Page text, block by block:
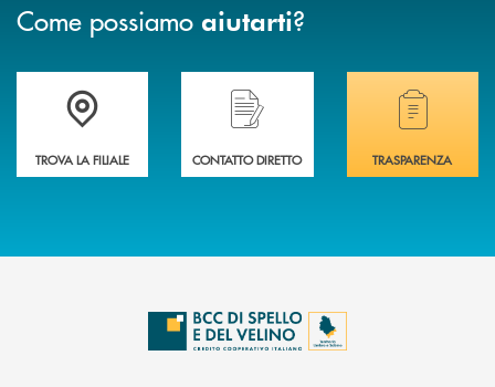
Come possiamo aiutarti?
Accedi all' elenco completo delle filiali della BCC di Spello e del Velino
TROVA LA FILIALE
Hai bisogno di assistenza immediata?
CONTATTO DIRETTO
Hai bisogno di
TRASPARENZA